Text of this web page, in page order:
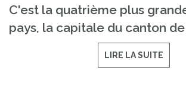
C'est la quatrième plus
pays, la capitale du canton de
LIRE LA SUITE